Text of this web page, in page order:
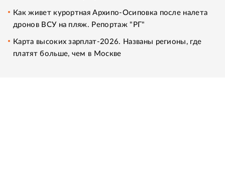
Как живет курортная Архипо-Осиповка после налета
дронов ВСУ на пляж. Репортаж "РГ"
Карта высоких зарплат-2026. Названы регионы, где
платят больше, чем в Москве